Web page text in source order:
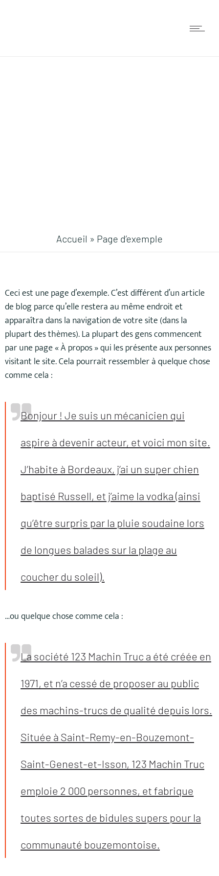
Accueil » Page d’exemple
Ceci est une page d’exemple. C’est différent d’un article
de blog parce qu’elle restera au même endroit et
apparaîtra dans la navigation de votre site (dans la
plupart des thèmes). La plupart des gens commencent
par une page « À propos » qui les présente aux personnes
visitant le site. Cela pourrait ressembler à quelque chose
comme cela :
Bonjour ! Je suis un mécanicien qui
aspire à devenir acteur, et voici mon site.
J’habite à Bordeaux, j’ai un super chien
baptisé Russell, et j’aime la vodka (ainsi
qu’être surpris par la pluie soudaine lors
de longues balades sur la plage au
coucher du soleil).
…ou quelque chose comme cela :
La société 123 Machin Truc a été créée en
1971, et n’a cessé de proposer au public
des machins-trucs de qualité depuis lors.
Située à Saint-Remy-en-Bouzemont-
Saint-Genest-et-Isson, 123 Machin Truc
emploie 2 000 personnes, et fabrique
toutes sortes de bidules supers pour la
communauté bouzemontoise.